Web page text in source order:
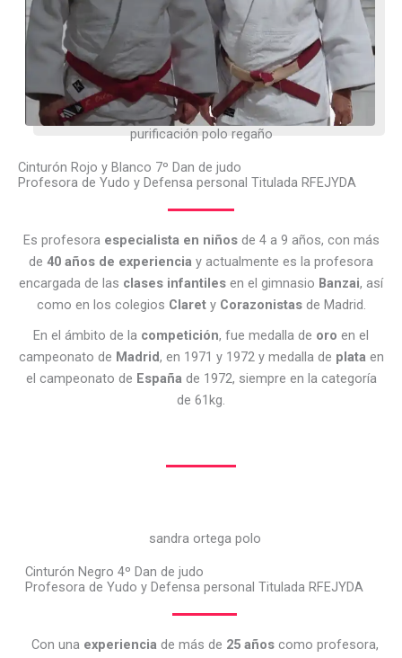
purificación polo regaño
Cinturón Rojo y Blanco 7º Dan de judo
Profesora de Yudo y Defensa personal Titulada RFEJYDA
Es profesora especialista en niñosde 4 a 9 años, con más
de 40 años de experiencia y actualmente es la profesora
encargada de las clases infantiles en el gimnasio Banzai, así
como en los colegios Clarety Corazonistasde Madrid.
En el ámbito de la competición, fue medalla de oro en el
campeonato de Madrid, en 1971 y 1972 y medalla de plataen
el campeonato de Españade 1972, siempre en la categoría
de 61kg.
sandra ortega polo
Cinturón Negro 4º Dan de judo
Profesora de Yudo y Defensa personal Titulada RFEJYDA
Con una experienciade más de 25 añoscomo profesora,